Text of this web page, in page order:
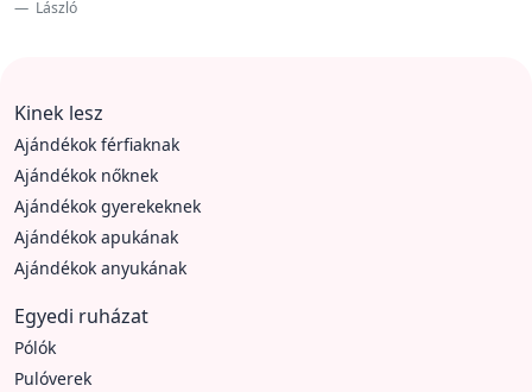
László
Kinek lesz
Ajándékok férfiaknak
Ajándékok nőknek
Ajándékok gyerekeknek
Ajándékok apukának
Ajándékok anyukának
Egyedi ruházat
Pólók
Pulóverek